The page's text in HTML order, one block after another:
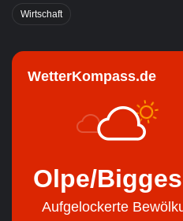
Wirtschaft
WetterKompass.de
Olpe/
Aufgelockerte